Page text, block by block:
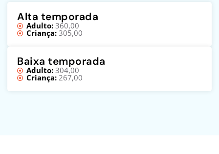
Alta temporada
Adulto: 360,00
Criança: 305,00
Baixa temporada
Adulto: 304,00
Criança: 267,00